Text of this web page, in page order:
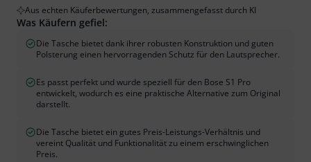
Aus echten Käuferbewertungen, zusammengefasst durch KI
Was Käufern gefiel:
Die Tasche bietet dank ihrer robusten Konstruktion und guten
Polsterung einen hervorragenden Schutz für den Lautsprecher.
Es passt perfekt und wurde speziell für den Bose S1 Pro
entwickelt, wodurch es eine praktische Alternative zum Original
darstellt.
Die Tasche bietet ein gutes Preis-Leistungs-Verhältnis und
vereint Qualität und Funktionalität zu einem erschwinglichen
Preis.